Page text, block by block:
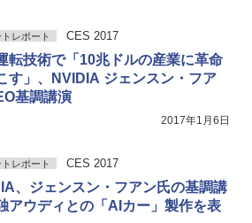
レポート CES 2017
転技術で「10兆ドルの産業に革命
す」、NVIDIA ジェンスン・フア
基調講演
2017年1月6日
レポート CES 2017
、ジェンスン・フアン氏の基調講
アウディとの「AIカー」製作を表